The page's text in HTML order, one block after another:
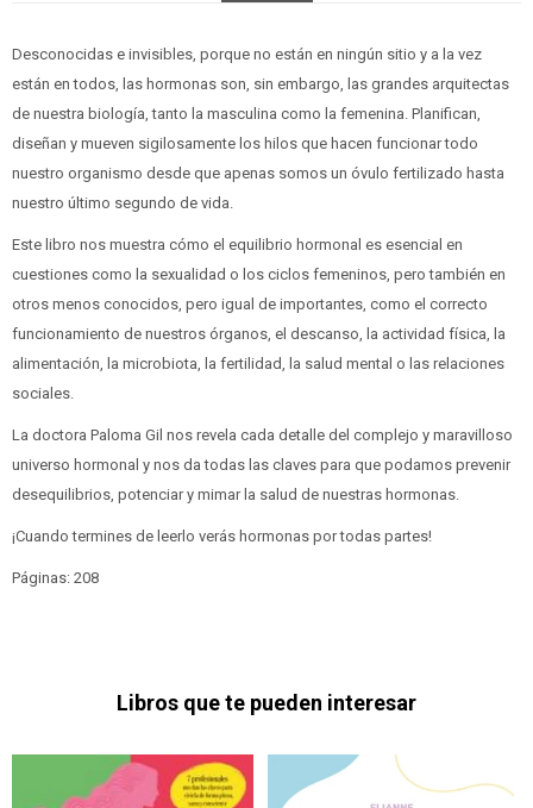
Desconocidas e invisibles, porque no están en ningún sitio y a la vez
están en todos, las hormonas son, sin embargo, las grandes arquitectas
de nuestra biología, tanto la masculina como la femenina. Planifican,
diseñan y mueven sigilosamente los hilos que hacen funcionar todo
nuestro organismo desde que apenas somos un óvulo fertilizado hasta
nuestro último segundo de vida.
Este libro nos muestra cómo el equilibrio hormonal es esencial en
cuestiones como la sexualidad o los ciclos femeninos, pero también en
otros menos conocidos, pero igual de importantes, como el correcto
funcionamiento de nuestros órganos, el descanso, la actividad física, la
alimentación, la microbiota, la fertilidad, la salud mental o las relaciones
sociales.
La doctora Paloma Gil nos revela cada detalle del complejo y maravilloso
universo hormonal y nos da todas las claves para que podamos prevenir
desequilibrios, potenciar y mimar la salud de nuestras hormonas.
¡Cuando termines de leerlo verás hormonas por todas partes!
Páginas: 208
Libros que te pueden interesar